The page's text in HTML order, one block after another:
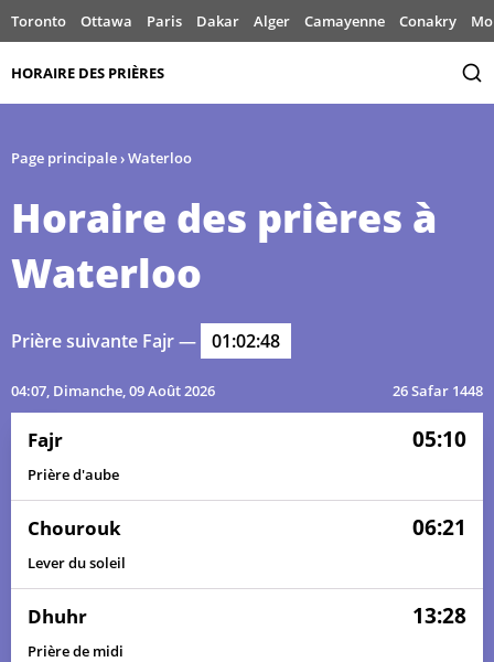
Toronto Ottawa Paris Dakar Alger Camayenne Conakry
HORAIRE DES PRIÈRES
Page principale›Waterloo
Horaire des prières à
Waterloo
Prière suivante Fajr — 01:02:48
04:07, Dimanche, 09 Août 2026 26 Safar 1448
Fajr 05:10
Prière d'aube
Chourouk 06:21
Lever du soleil
Dhuhr 13:28
Prière de midi